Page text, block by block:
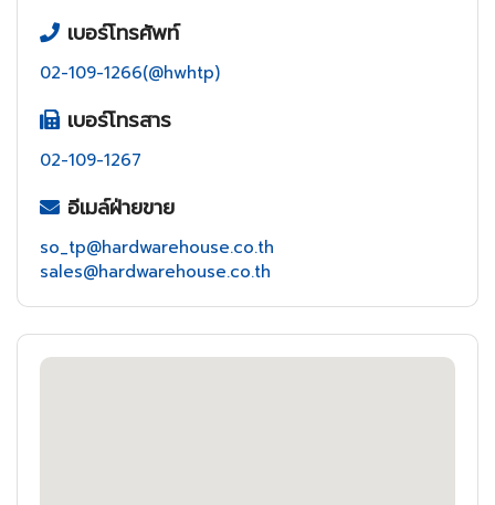
เบอร์โทรศัพท์
02-109-1266(@hwhtp)
เบอร์โทรสาร
02-109-1267
อีเมล์ฝ่ายขาย
so_tp@hardwarehouse.co.th
sales@hardwarehouse.co.th